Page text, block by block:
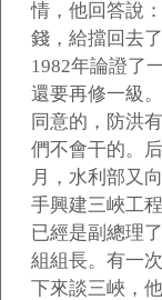
情，他回答說
錢，給擋回去
1982年論證了
還要再修一級
同意的，防洪
們不會干的。
月，水利部又
手興建三峽工
已經是副總理
組組長。有一
下來談三峽，